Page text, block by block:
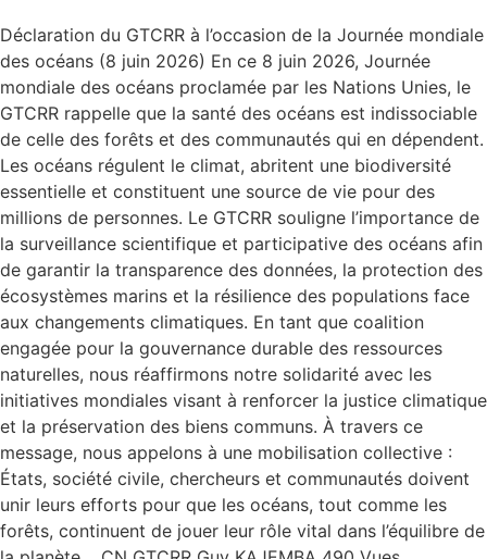
Déclaration du GTCRR à l’occasion de la Journée mondiale
des océans (8 juin 2026) En ce 8 juin 2026, Journée
mondiale des océans proclamée par les Nations Unies, le
GTCRR rappelle que la santé des océans est indissociable
de celle des forêts et des communautés qui en dépendent.
Les océans régulent le climat, abritent une biodiversité
essentielle et constituent une source de vie pour des
millions de personnes. Le GTCRR souligne l’importance de
la surveillance scientifique et participative des océans afin
de garantir la transparence des données, la protection des
écosystèmes marins et la résilience des populations face
aux changements climatiques. En tant que coalition
engagée pour la gouvernance durable des ressources
naturelles, nous réaffirmons notre solidarité avec les
initiatives mondiales visant à renforcer la justice climatique
et la préservation des biens communs. À travers ce
message, nous appelons à une mobilisation collective :
États, société civile, chercheurs et communautés doivent
unir leurs efforts pour que les océans, tout comme les
forêts, continuent de jouer leur rôle vital dans l’équilibre de